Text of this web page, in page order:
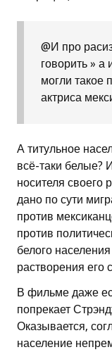
@И про
говорить » а
могли такое
актриса
А титульное
всё-таки белые?
носителя
дано по сути
против
против
белого
растворения его
В фильме даже
попрекает
Оказывается,
население